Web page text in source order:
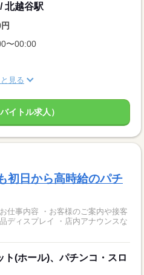
北越谷駅
〜00:00
見る
イトル求人）
初日から高時給のパチ
仕事内容 ・お客様のご案内や接客
ディスプレイ ・店内アナウンスな
ト(ホール)、パチンコ・スロ